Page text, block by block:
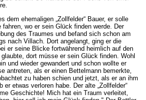
dem ehemaligen „Zollfelder“ Bauer, er solle
wo er sein Glück finden werde. Der
des Traumes und befand sich schon am
nach Villach. Dort angelangt, ging er die
er seine Blicke fortwährend heimlich auf den
dort müsse er sein Glück finden. Wohl
und wieder gewandert und schon wollte er
antreten, als er einen Bettelmann bemerkte,
zu haben schien und jetzt, als er an ihm
er etwas verloren habe. Der alte „Zollfelder“
Geschichte! Mich hat ein Traum verleitet,